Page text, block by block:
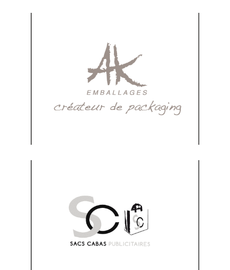
www.akemballages.com
Visitez le site
www.sacs-cabas-
publicitaires.com
Visitez le site